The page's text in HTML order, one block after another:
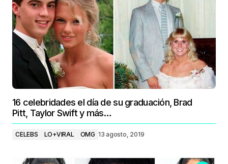
16 celebridades el día de su graduación, Brad
Pitt, Taylor Swift y más…
CELEBS LO+VIRAL OMG 13 agosto, 2019